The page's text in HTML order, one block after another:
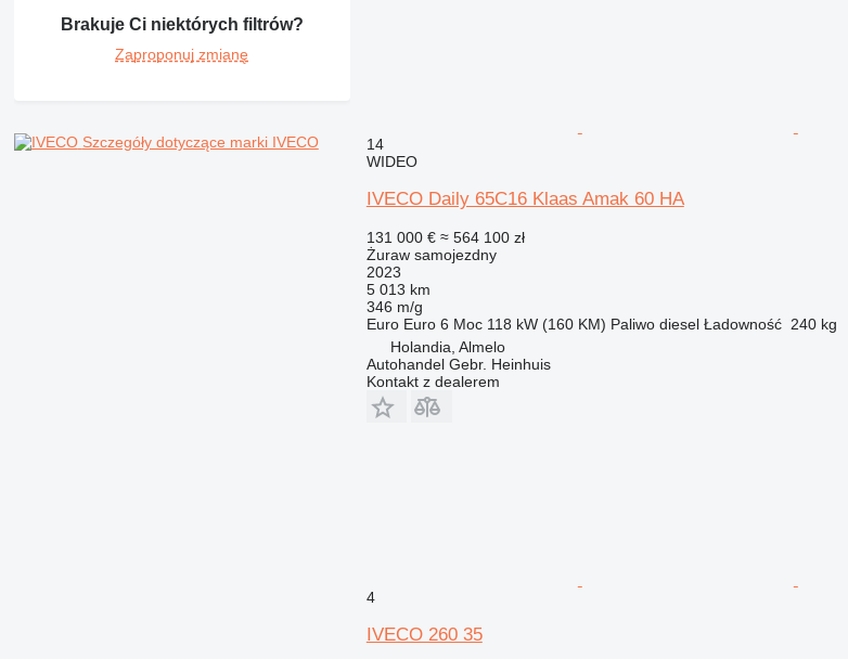
Brakuje Ci niektórych filtrów?
Zaproponuj zmianę
Szczegóły dotyczące marki IVECO
14
WIDEO
IVECO Daily 65C16 Klaas Amak 60 HA
131 000 € ≈ 564 100 zł
Żuraw samojezdny
2023
5 013 km
346 m/g
Euro Euro 6 Moc 118 kW (160 KM) Paliwo diesel Ładowność 240 kg
Holandia, Almelo
Autohandel Gebr. Heinhuis
Kontakt z dealerem
4
IVECO 260 35